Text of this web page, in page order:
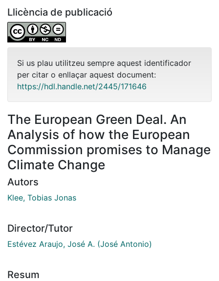
Llicència de publicació
Si us plau utilitzeu sempre aquest identificador
per citar o enllaçar aquest document:
https://hdl.handle.net/2445/171646
The European Green Deal. An
Analysis of how the European
Commission promises to Manage
Climate Change
Autors
Klee, Tobias Jonas
Director/Tutor
Estévez Araujo, José A. (José Antonio)
Resum